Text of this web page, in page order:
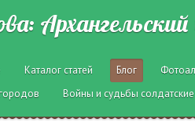
Архангельский
Каталог статей Блог
Войны и судьбы солдатские